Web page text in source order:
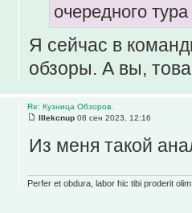
очередного
Я сейчас в
обзоры. А вы,
Re: Кузница Обзоров.
IIIekcnup 08 сен 2023, 12:16
Из меня такой
Perfer et obdura, labor hic tibi proderit olim